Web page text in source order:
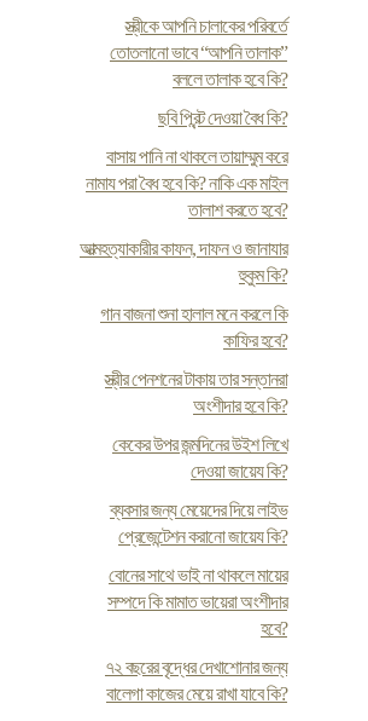
স্ত্রীকে আপনি চালাকের পরিবর্তে
তোতলানো ভাবে “আপনি তালাক”
বললে তালাক হবে কি?
ছবি প্রিন্ট দেওয়া বৈধ কি?
বাসায় পানি না থাকলে তায়াম্মুম করে
নামায পরা বৈধ হবে কি? নাকি এক মাইল
তালাশ করতে হবে?
আত্মহত্যাকারীর কাফন, দাফন ও জানাযার
হুকুম কি?
গান বাজনা শুনা হালাল মনে করলে কি
কাফির হবে?
স্ত্রীর পেনশনের টাকায় তার সন্তানরা
অংশীদার হবে কি?
কেকের উপর জন্মদিনের উইশ লিখে
দেওয়া জায়েয কি?
ব্যবসার জন্য মেয়েদের দিয়ে লাইভ
প্রেজেন্টেশন করানো জায়েয কি?
বোনের সাথে ভাই না থাকলে মায়ের
সম্পদে কি মামাত ভায়েরা অংশীদার
হবে?
৭২ বছরের বৃদ্ধের দেখাশোনার জন্য
বালেগা কাজের মেয়ে রাখা যাবে কি?